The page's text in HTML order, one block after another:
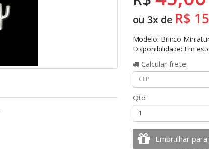
ou 3x de R$
Modelo: Brinco
Disponibilidade: Em
Calcular frete:
Qtd